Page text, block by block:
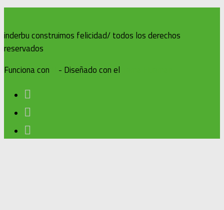
inderbu construimos felicidad/ todos los derechos
reservados
Funciona con
- Diseñado con el